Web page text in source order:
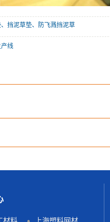
挡泥草垫、防飞溅挡泥草
线